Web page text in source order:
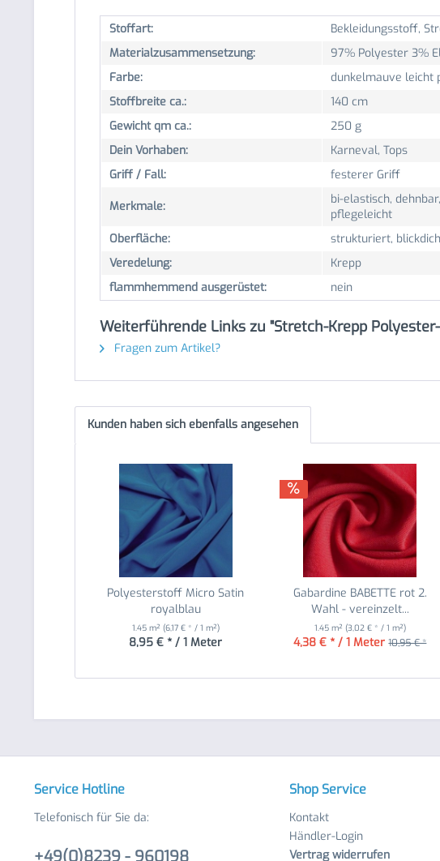
Stoffart:
Bekleidungsstoff,
Materialzusammensetzung:
97% Polyester 3%
Farbe:
dunkelmauve leicht
Stoffbreite ca.:
140 cm
Gewicht qm ca.:
250 g
Dein Vorhaben:
Karneval, Tops
Griff / Fall:
festerer Griff
Merkmale:
bi-elastisch,
pflegeleicht
Oberfläche:
strukturiert,
Veredelung:
Krepp
flammhemmend ausgerüstet:
nein
Weiterführende Links zu "Stretch-Krepp
Fragen zum Artikel?
Kunden haben sich ebenfalls angesehen
Polyesterstoff Micro Satin
royalblau
1.45 m² (6,17 € * / 1 m²)
8,95 € * / 1 Meter
Gabardine BABETTE rot 2.
Wahl - vereinzelt...
1.45 m² (3,02 € * / 1 m²)
4,38 € * / 1 Meter 10,95 € *
Service Hotline
Telefonisch für Sie da:
+49(0)8239 - 960198
Shop Service
Kontakt
Händler-Login
Vertrag widerrufen